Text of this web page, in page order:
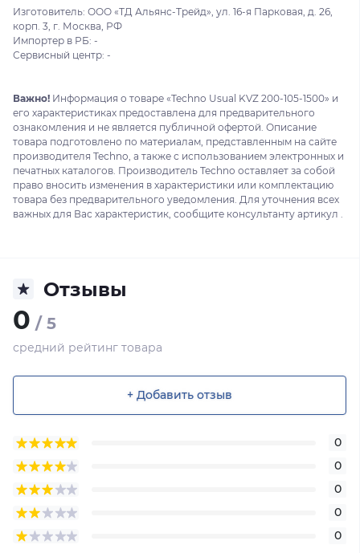
Изготовитель: ООО «ТД Альянс-Трейд», ул. 16-я Парковая, д. 26,
корп. 3, г. Москва, РФ
Импортер в РБ: -
Сервисный центр: -
Важно! Информация о товаре «Techno Usual KVZ 200-105-1500» и
его характеристиках предоставлена для предварительного
ознакомления и не является публичной офертой. Описание
товара подготовлено по материалам, представленным на сайте
производителя Techno, а также с использованием электронных и
печатных каталогов. Производитель Techno оставляет за собой
право вносить изменения в характеристики или комплектацию
товара без предварительного уведомления. Для уточнения всех
важных для Вас характеристик, сообщите консультанту артикул .
Отзывы
0 / 5
средний рейтинг товара
+ Добавить отзыв
0
0
0
0
0